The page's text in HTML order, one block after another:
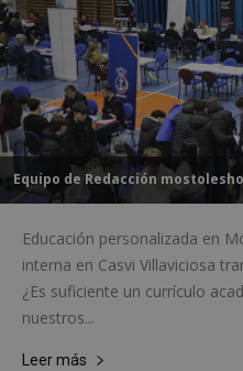
Equipo de Redacción
Educación personalizada en
interna en Casvi Villaviciosa
¿Es suficiente un currículo
nuestros...
Leer más